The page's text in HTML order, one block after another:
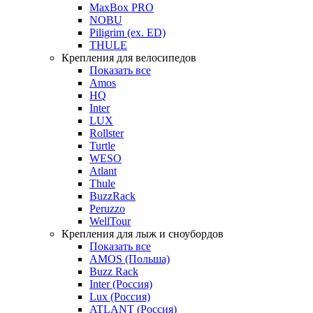
MaxBox PRO
NOBU
Piligrim (ex. ED)
THULE
Крепления для велосипедов
Показать все
Amos
HQ
Inter
LUX
Rollster
Turtle
WESO
Atlant
Thule
BuzzRack
Peruzzo
WellTour
Крепления для лыж и сноубордов
Показать все
AMOS (Польша)
Buzz Rack
Inter (Россия)
Lux (Россия)
ATLANT (Россия)